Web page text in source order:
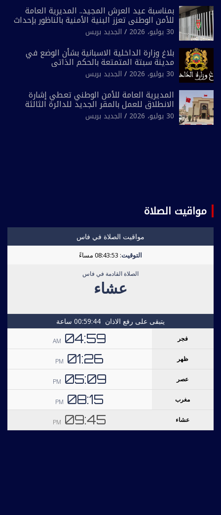
بمناسبة عيد العرش المجيد.. المديرية العامة
للأمن الوطني تعزز البنية الأمنية بالناظور بإحداث
فرقتين جديدتين
30 يوليو، 2026 الجديد بريس
بلاغ وزارة الداخلية الاسبانية بشأن الوضع في
مدينة سبتة المتمتعة بالحكم الذاتي
30 يوليو، 2026 الجديد بريس
المديرية العامة للأمن الوطني تعطي إشارة
الانطلاق للعمل بالمقر الجديد للدائرة الثالثة
للشرطة بولاية أمن العيون
30 يوليو، 2026 الجديد بريس
مواقيت الصلاة